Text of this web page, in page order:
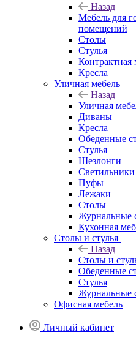
Назад
Мебель для
помещений
Столы
Стулья
Контрактная
Кресла
Уличная мебель
Назад
Уличная
Диваны
Кресла
Обеденные
Стулья
Шезлонги
Светильники
Пуфы
Лежаки
Столы
Журнальные
Кухонная
Столы и стулья
Назад
Столы и
Обеденные
Стулья
Журнальные
Офисная мебель
Личный кабинет